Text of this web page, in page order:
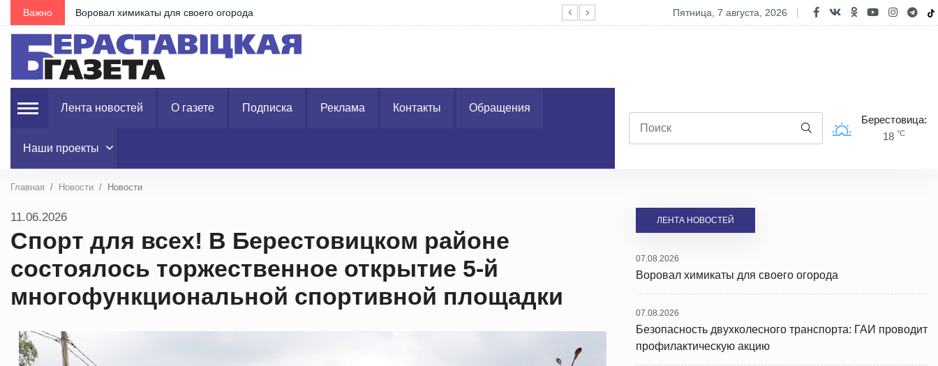
Важно Воровал химикаты для своего огорода Безопасность двухколесного транспорта: ГАИ проводит
пятница, 7 августа, 2026
Лента новостей О газете Подписка Реклама Контакты Обращения
Наши проекты
Берестовица:
18 °C
Главная Новости Новости
11.06.2026
Спорт для всех! В Берестовицком районе
состоялось торжественное открытие 5-й
многофункциональной спортивной площадки
ЛЕНТА НОВОСТЕЙ
07.08.2026
Воровал химикаты для своего огорода
07.08.2026
Безопасность двухколесного транспорта: ГАИ проводит
профилактическую акцию